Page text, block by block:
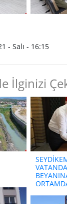
- Salı - 16:15
İlginizi